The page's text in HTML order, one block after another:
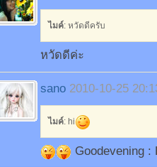
ไมค์: หวัดดีครับ
หวัดดีค่ะ
sano 2010-10-25
ไมค์: hi
Goodevening :